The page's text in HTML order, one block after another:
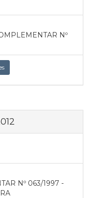
Nº
Nº 063/1997 -